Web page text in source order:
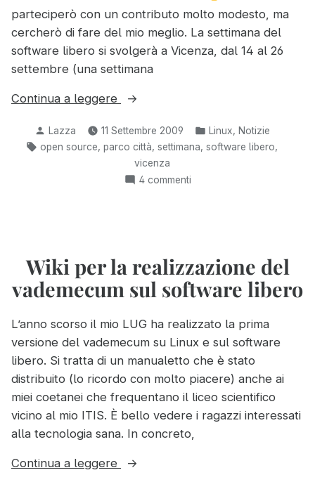
parteciperò con un contributo molto modesto, ma
cercherò di fare del mio meglio. La settimana del
software libero si svolgerà a Vicenza, dal 14 al 26
settembre (una settimana
Continua a leggere
“Settimana
software
libero
Vicenza”
Pubblicato
da
Lazza 11 Settembre 2009
Pubblicato
in:
Linux
Notizie
Tag:
open source parco città settimana software libero
vicenza
4 commentisu
Vicenza
Wiki per la realizzazione del
vademecum sul software libero
L’anno scorso il mio LUG ha realizzato la prima
versione del vademecum su Linux e sul software
libero. Si tratta di un manualetto che è stato
distribuito (lo ricordo con molto piacere) anche ai
miei coetanei che frequentano il liceo scientifico
vicino al mio ITIS. È bello vedere i ragazzi interessati
alla tecnologia sana. In concreto,
Continua a leggere
“Wiki